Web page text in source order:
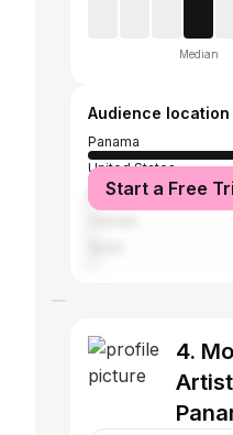
Median
Audience
Panama
United States
Mexico
Start a Free
4.